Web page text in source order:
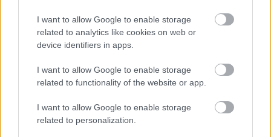
I want to allow Google to enable storage
related to analytics like cookies on web or
device identifiers in apps.
I want to allow Google to enable storage
related to functionality of the website or app.
I want to allow Google to enable storage
related to personalization.
A VEZETŐSÉG RATCLIFFE-